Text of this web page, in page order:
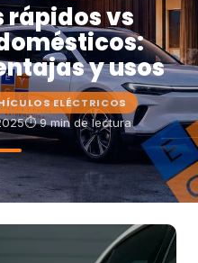
rápidos vs
y usos
ELÉCTRICOS
⏱ 9 min de lectura